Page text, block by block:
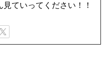
ていってください！！